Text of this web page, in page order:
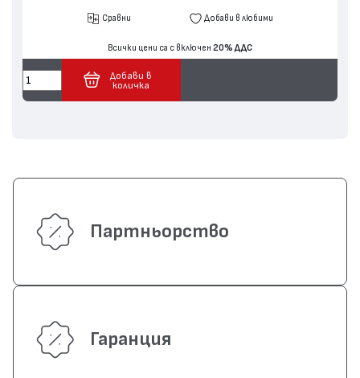
Сравни Добави в любими
Всички цени са с включен 20% ДДС
Добави в
количка
Партньорство
Гаранция